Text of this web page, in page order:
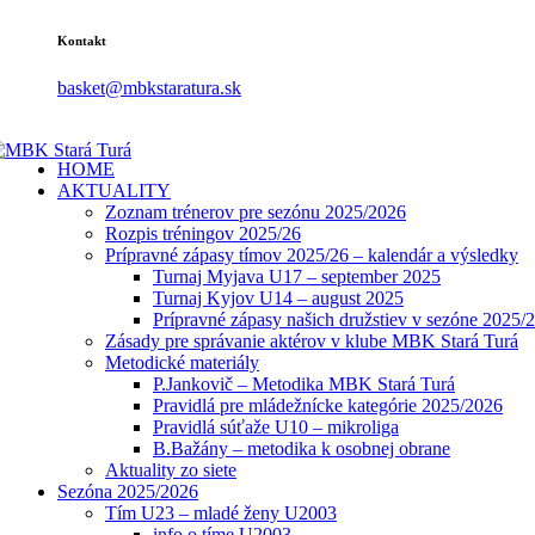
Kontakt
basket@mbkstaratura.sk
HOME
AKTUALITY
Zoznam trénerov pre sezónu 2025/2026
Rozpis tréningov 2025/26
Prípravné zápasy tímov 2025/26 – kalendár a výsledky
Turnaj Myjava U17 – september 2025
Turnaj Kyjov U14 – august 2025
Prípravné zápasy našich družstiev v sezóne 2025/
Zásady pre správanie aktérov v klube MBK Stará Turá
Metodické materiály
P.Jankovič – Metodika MBK Stará Turá
Pravidlá pre mládežnícke kategórie 2025/2026
Pravidlá súťaže U10 – mikroliga
B.Bažány – metodika k osobnej obrane
Aktuality zo siete
Sezóna 2025/2026
Tím U23 – mladé ženy U2003